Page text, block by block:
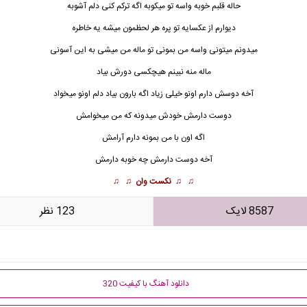
حاله قلبم خوبه واسه تو میکوبه اگه ترکم کنی دلم آشوبه
دیوارم از عکسایه تو پره هر لحظمون میشه یه خاطره
میدونم میتونی واسه من بمونی تو ماله من میشی به این آسونی
ماله منه نبینم هیچکسی دورش بیاد
آخه دوسش دارم اونو خیلی زیاد اگه بارون بیاد دلم اونو میخواد
دوست دارمش خودش میدونه که من میخوامش
اگه اون با من بمونه دارم آرامش
آخه دوست دارمش چه خوبه دارمش
♫ ♫ نکست وان ♫ ♫
8587 لایک 123 نظر
دانلود آهنگ با کیفیت 320